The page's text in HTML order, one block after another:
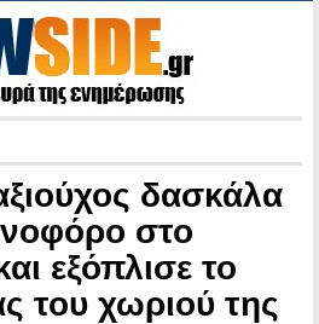
δασκάλα
στο
εξόπλισε το
του χωριού της